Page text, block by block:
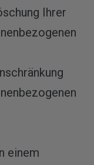
Ihrer
einem